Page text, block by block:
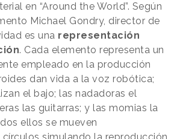
en “Around the World”. Según
Michael Gondry, director de
es una representación
. Cada elemento representa un
empleado en la producción
dan vida a la voz robótica;
el bajo; las nadadoras el
las guitarras; y las momias la
ellos se mueven